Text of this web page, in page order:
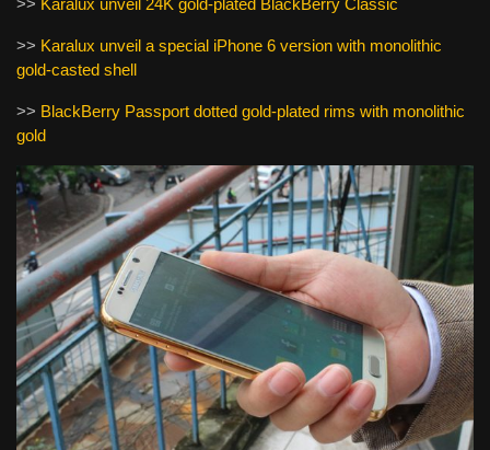
>> Karalux unveil 24K gold-plated BlackBerry Classic
>> Karalux unveil a special iPhone 6 version with monolithic
gold-casted shell
>> BlackBerry Passport dotted gold-plated rims with monolithic
gold